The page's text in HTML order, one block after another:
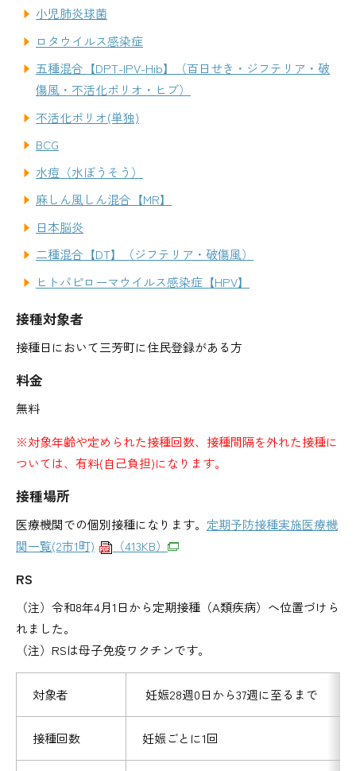
小児肺炎球菌
ロタウイルス感染症
五種混合【DPT-IPV-Hib】（百日せき・ジフテリア・破
傷風・不活化ポリオ・ヒブ）
不活化ポリオ(単独)
BCG
水痘（水ぼうそう）
麻しん風しん混合【MR】
日本脳炎
二種混合【DT】（ジフテリア・破傷風）
ヒトパピローマウイルス感染症【HPV】
接種対象者
接種日において三芳町に住民登録がある方
料金
無料
※対象年齢や定められた接種回数、接種間隔を外れた接種に
ついては、有料(自己負担)になります。
接種場所
医療機関での個別接種になります。 定期予防接種実施医療機
関一覧(2市1町)
（413KB）
RS
（注）令和8年4月1日から定期接種（A類疾病）へ位置づけら
れました。
（注）RSは母子免疫ワクチンです。
対象者 妊娠28週0日から37週に至るまで
接種回数 妊娠ごとに1回